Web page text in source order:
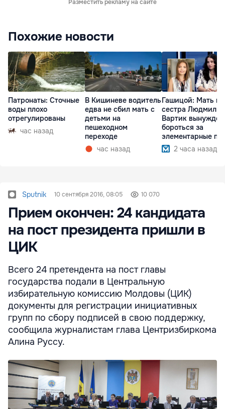
Разместить рекламу на сайте
Похожие новости
Патронаты: Сточные
воды плохо
отрегулированы
час назад
В Кишиневе водитель
едва не сбил мать с
детьми на
пешеходном
переходе
час назад
Гашицой: Мать и
сестра Людмилы
Вартик
бороться за
элементарные
2 часа назад
Sputnik 10 сентября 2016, 08:05 10 070
Прием окончен: 24 кандидата
на пост президента пришли в
ЦИК
Всего 24 претендента на пост главы
государства подали в Центральную
избирательную комиссию Молдовы (ЦИК)
документы для регистрации инициативных
групп по сбору подписей в свою поддержку,
сообщила журналистам глава Центризбиркома
Алина Руссу.